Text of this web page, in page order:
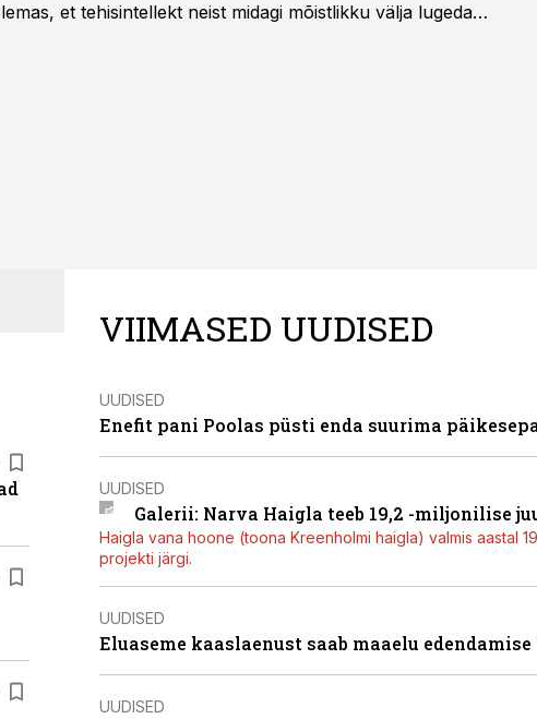
et tehisintellekt neist midagi mõistlikku välja lugeda
VIIMASED UUDISED
UUDISED
Enefit pani Poolas püsti enda suurima
UUDISED
Galerii: Narva Haigla teeb 19,2 -miljonilise
Haigla vana hoone (toona Kreenholmi haigla) valmis aastal
projekti järgi.
UUDISED
Eluaseme kaaslaenust saab maaelu edendamise
UUDISED